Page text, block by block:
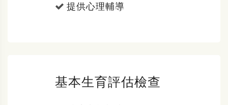
提供心理輔導
基本生育評估檢查